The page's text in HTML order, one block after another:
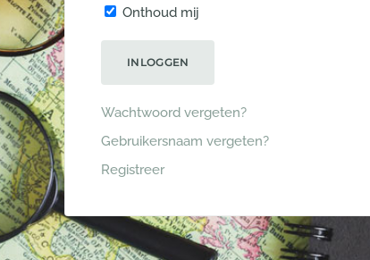
Onthoud mij
INLOGGEN
Wachtwoord vergeten?
Gebruikersnaam vergeten?
Registreer